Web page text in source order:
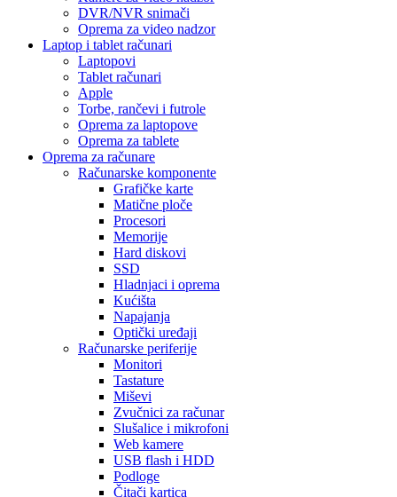
DVR/NVR snimači
Oprema za video nadzor
Laptop i tablet računari
Laptopovi
Tablet računari
Apple
Torbe, rančevi i futrole
Oprema za laptopove
Oprema za tablete
Oprema za računare
Računarske komponente
Grafičke karte
Matične ploče
Procesori
Memorije
Hard diskovi
SSD
Hladnjaci i oprema
Kućišta
Napajanja
Optički uređaji
Računarske periferije
Monitori
Tastature
Miševi
Zvučnici za računar
Slušalice i mikrofoni
Web kamere
USB flash i HDD
Podloge
Čitači kartica